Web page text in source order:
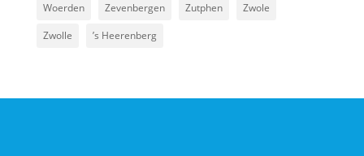
Woerden
Zevenbergen Zutphen
Zwole
Zwolle
’s Heerenberg